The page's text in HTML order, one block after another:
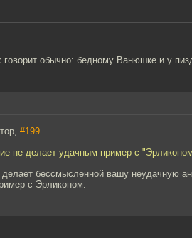
говорит обычно: бедному Ванюшке и у
#199
не делает удачным пример с
бессмысленной вашу неудачную
с Эрликоном.